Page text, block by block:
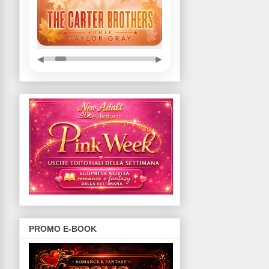
◀ ▶
PROMO E-BOOK